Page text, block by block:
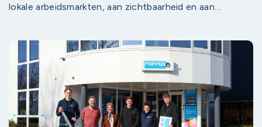
lokale arbeidsmarkten, aan zichtbaarheid en aan
inclusiviteitsmodules, een samenwerking met Ferm
Werk die begon vanuit een duidelijke vraag: hoe zorgen
we dat werk écht voor iedereen toegankelijk wordt?